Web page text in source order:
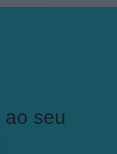
seu